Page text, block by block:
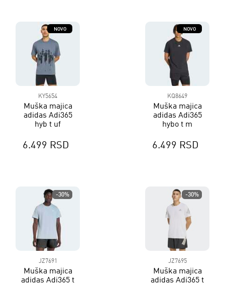
KY5654
Muška majica
adidas Adi365
hyb t uf
6.499 RSD
NOVO
KQ8649
Muška majica
adidas Adi365
hybo t m
6.499 RSD
NOVO
JZ7691
Muška majica
adidas Adi365 t
-30%
JZ7695
Muška majica
adidas Adi365 t
-30%